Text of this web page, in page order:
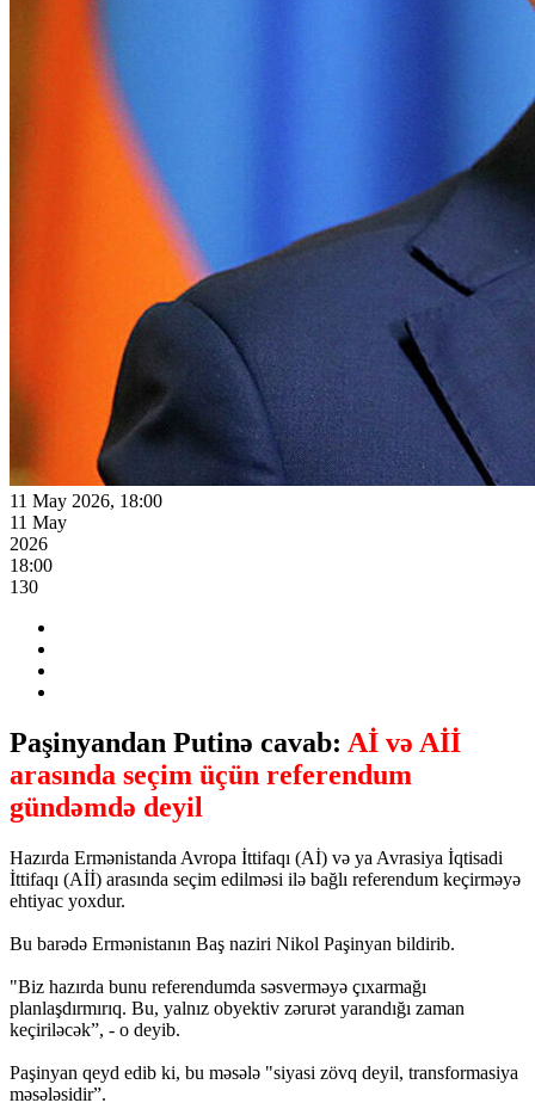
11 May 2026, 18:00
11 May
2026
18:00
130
Paşinyandan Putinə cavab: Aİ və Aİİ
arasında seçim üçün referendum
gündəmdə deyil
Hazırda Ermənistanda Avropa İttifaqı (Aİ) və ya Avrasiya İqtisadi
İttifaqı (Aİİ) arasında seçim edilməsi ilə bağlı referendum keçirməyə
ehtiyac yoxdur.
Bu barədə Ermənistanın Baş naziri Nikol Paşinyan bildirib.
"Biz hazırda bunu referendumda səsverməyə çıxarmağı
planlaşdırmırıq. Bu, yalnız obyektiv zərurət yarandığı zaman
keçiriləcək”, - o deyib.
Paşinyan qeyd edib ki, bu məsələ "siyasi zövq deyil, transformasiya
məsələsidir”.